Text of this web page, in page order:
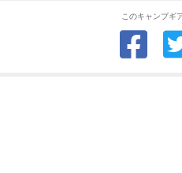
このキャンプギ